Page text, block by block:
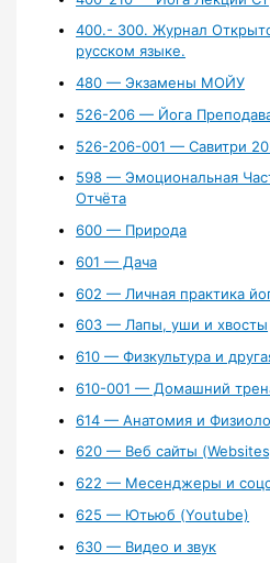
400.- 300. Журнал
русском языке.
480 — Экзамены МОЙУ
526-206 — Йога
526-206-001 — Савитри
598 — Эмоциональная
Отчёта
600 — Природа
601 — Дача
602 — Личная практика
603 — Лапы, уши и хвосты
610 — Физкультура и
610-001 — Домашний
614 — Анатомия и
620 — Веб сайты
622 — Месенджеры и
625 — Ютьюб (Youtube)
630 — Видео и звук